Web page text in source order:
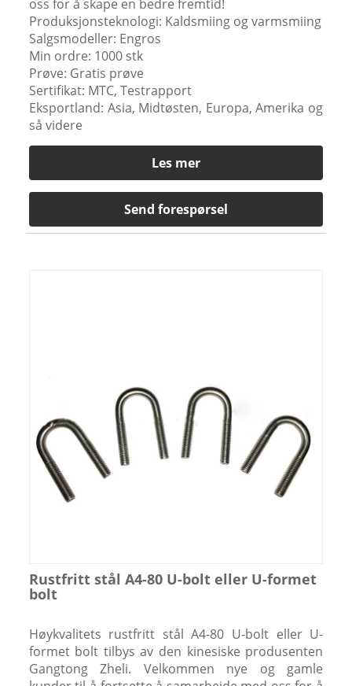
oss ​​for å skape en bedre fremtid!
Produksjonsteknologi: Kaldsmiing og varmsmiing
Salgsmodeller: Engros
Min ordre: 1000 stk
Prøve: Gratis prøve
Sertifikat: MTC, Testrapport
Eksportland: Asia, Midtøsten, Europa, Amerika og
så videre
Les mer
Send forespørsel
Rustfritt stål A4-80 U-bolt eller U-formet
bolt
Høykvalitets rustfritt stål A4-80 U-bolt eller U-
formet bolt tilbys av den kinesiske produsenten
Gangtong Zheli. Velkommen nye og gamle